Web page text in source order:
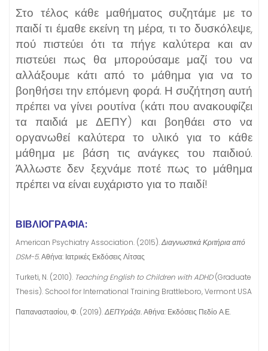
Στο τέλος κάθε μαθήματος συζητάμε με το
παιδί τι έμαθε εκείνη τη μέρα, τι το δυσκόλεψε,
πού πιστεύει ότι τα πήγε καλύτερα και αν
πιστεύει πως θα μπορούσαμε μαζί του να
αλλάξουμε κάτι από το μάθημα για να το
βοηθήσει την επόμενη φορά. Η συζήτηση αυτή
πρέπει να γίνει ρουτίνα (κάτι που ανακουφίζει
τα παιδιά με ΔΕΠΥ) και βοηθάει στο να
οργανωθεί καλύτερα το υλικό για το κάθε
μάθημα με βάση τις ανάγκες του παιδιού.
Άλλωστε δεν ξεχνάμε ποτέ πως το μάθημα
πρέπει να είναι ευχάριστο για το παιδί!
ΒΙΒΛΙΟΓΡΑΦΙΑ:
American Psychiatry Association. (2015).Διαγνωστικά Κριτήρια από
DSM-5.Αθήνα: Ιατρικές Εκδόσεις Λίτσας
Turketi, N. (2010). Teaching English to Children with ADHD(Graduate
Thesis). School for International Training Brattleboro, Vermont USA
Παπαναστασίου, Φ. (2019).ΔΕΠΥράζει.Αθήνα: Εκδόσεις Πεδίο Α.Ε.